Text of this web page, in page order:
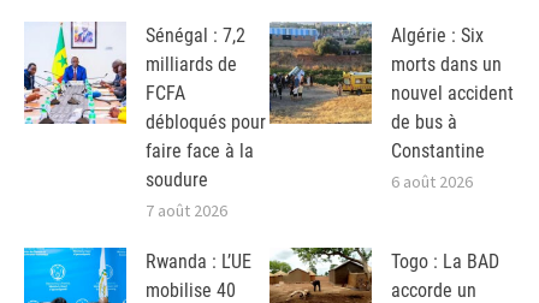
Sénégal : 7,2
milliards de
FCFA
débloqués pour
faire face à la
soudure
7 août 2026
Algérie : Six
morts dans un
nouvel accident
de bus à
Constantine
6 août 2026
Rwanda : L’UE
mobilise 40
Togo : La BAD
accorde un